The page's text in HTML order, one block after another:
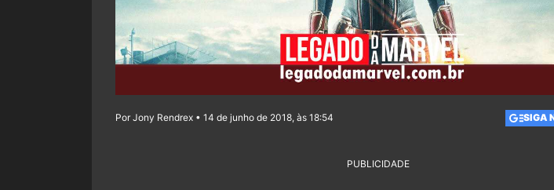
Por Jony Rendrex • 14 de junho de 2018, às 18:54 SIGA
PUBLICIDADE